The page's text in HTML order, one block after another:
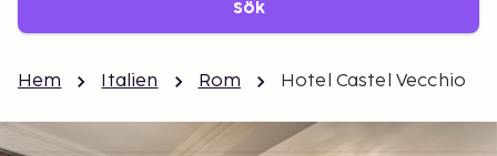
Sök
Hem Italien Rom Hotel Castel Vecchio